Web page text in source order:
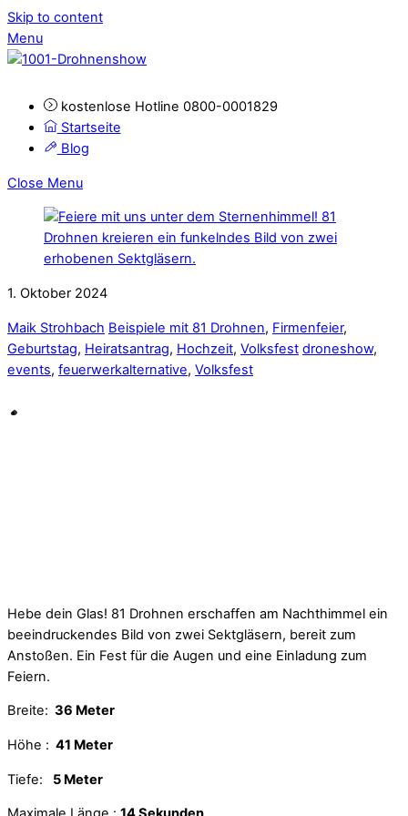
Skip to content
Menu
kostenlose Hotline 0800-0001829
Startseite
Blog
Close Menu
1. Oktober 2024
Maik Strohbach Beispiele mit 81 Drohnen, Firmenfeier,
Geburtstag, Heiratsantrag, Hochzeit, Volksfest droneshow,
events, feuerwerkalternative, Volksfest
Hebe dein Glas! 81 Drohnen erschaffen am Nachthimmel ein
beeindruckendes Bild von zwei Sektgläsern, bereit zum
Anstoßen. Ein Fest für die Augen und eine Einladung zum
Feiern.
Breite: 36 Meter
Höhe : 41 Meter
Tiefe: 5 Meter